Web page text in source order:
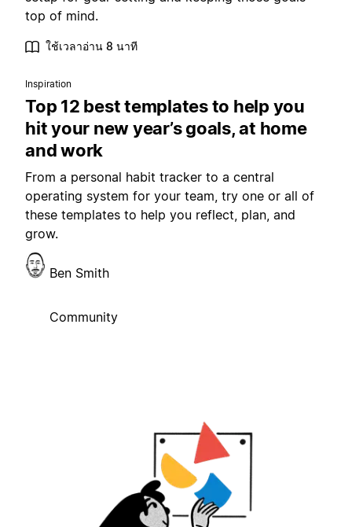
top of mind.
ใช้เวลาอ่าน 8 นาที
Inspiration
Top 12 best templates to help you
hit your new year’s goals, at home
and work
From a personal habit tracker to a central
operating system for your team, try one or all of
these templates to help you reflect, plan, and
grow.
Ben Smith
Community